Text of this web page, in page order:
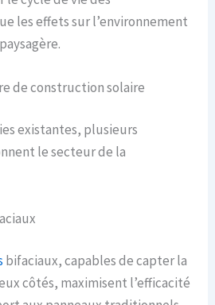
les effets sur l’environnement
de construction solaire
existantes, plusieurs
le secteur de la
bifaciaux, capables de capter la
côtés, maximisent l’efficacité